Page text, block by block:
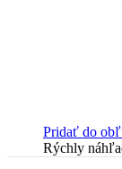
Pridať do
Rýchly